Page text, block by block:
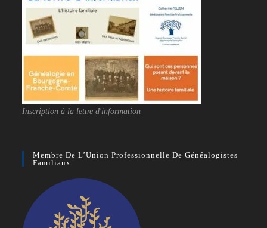
Inscription à la lettre d'information
Membre De L’Union Professionnelle De Généalogistes
Familiaux